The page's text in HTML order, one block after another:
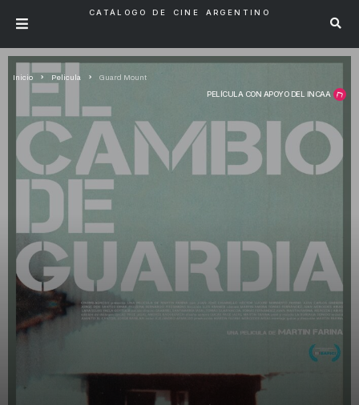
CATÁLOGO DE CINE ARGENTINO
PELÍCULA CON APOYO DEL INCAA
Inicio Pelicula Guard Mount